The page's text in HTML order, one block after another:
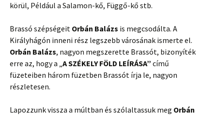
körül, Például a Salamon-kő, Függő-kő stb.
Brassó szépségeit Orbán Balázs is megcsodálta. A
Királyhágón inneni rész legszebb városának ismerte el.
Orbán Balázs, nagyon megszerette Brassót, bizonyíték
erre az, hogy a „A SZÉKELY FÖLD LEÍRÁSA” című
füzeteiben három füzetben Brassót írja le, nagyon
részletesen.
Lapozzunk vissza a múltban és szólaltassuk meg Orbán